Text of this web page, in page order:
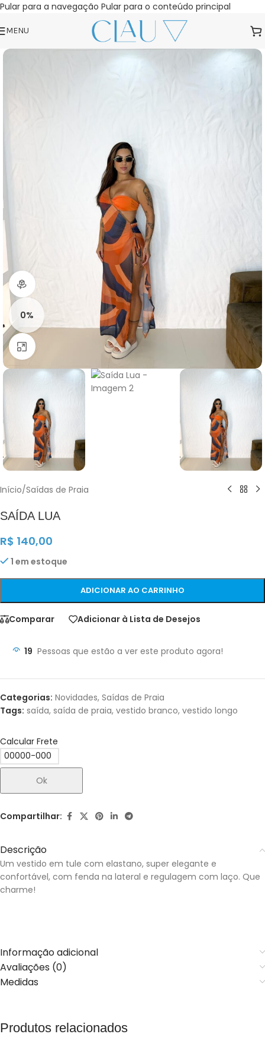
Pular para a navegação Pular para o conteúdo principal
MENU
Visão do produto em 360º
0%
Clique para ampliar
Início/Saídas de Praia
SAÍDA LUA
R$ 140,00
1 em estoque
ADICIONAR AO CARRINHO
Comparar Adicionar à Lista de Desejos
19 Pessoas que estão a ver este produto agora!
Categorias: Novidades, Saídas de Praia
Tags: saída, saída de praia, vestido branco, vestido longo
Calcular Frete
Ok
Compartilhar:
Descrição
Um vestido em tule com elastano, super elegante e
confortável, com fenda na lateral e regulagem com laço. Que
charme!
Informação adicional
Avaliações (0)
Medidas
Produtos relacionados